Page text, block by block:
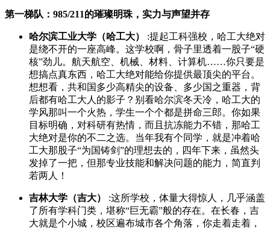
第一梯队：985/211的璀璨明珠，实力与声望并存
哈尔滨工业大学（哈工大） :提起工科强校，哈工大绝对
是绕不开的一座高峰。这学校啊，骨子里透着一股子“硬
核”劲儿。航天航空、机械、材料、计算机……你只要是
想搞点真东西，哈工大绝对能给你提供最顶尖的平台。
想想看，共和国多少高精尖的设备、多少国之重器，背
后都有哈工大人的影子？别看哈尔滨冬天冷，哈工大的
学风那叫一个火热，学生一个个都是拼命三郎。你如果
目标明确，对科研有热情，而且抗冻能力不错，那哈工
大绝对是你的不二之选。当年我有个同学，就是冲着哈
工大那股子“为国铸剑”的理想去的，四年下来，虽然头
发掉了一把，但那专业技能和解决问题的能力，简直判
若两人！
吉林大学（吉大） :这所学校，体量大得惊人，几乎涵盖
了所有学科门类，堪称“巨无霸”般的存在。在长春，吉
大就是个小城，校区遍布城市各个角落，你走着走着，